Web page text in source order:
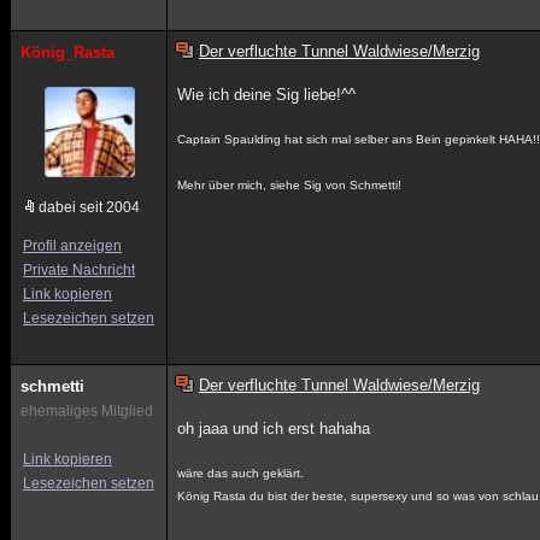
König_Rasta
dabei seit 2004
Profil anzeigen
Private Nachricht
Link kopieren
Lesezeichen setzen
Der verfluchte Tunnel Waldwiese/Merzig
Wie ich deine Sig liebe!^^
Captain Spaulding hat sich mal selber ans Bein gepinkelt
Mehr über mich, siehe Sig von Schmetti!
schmetti
ehemaliges Mitglied
Link kopieren
Lesezeichen setzen
Der verfluchte Tunnel Waldwiese/Merzig
oh jaaa und ich erst hahaha
wäre das auch geklärt.
König Rasta du bist der beste, supersexy und so was von